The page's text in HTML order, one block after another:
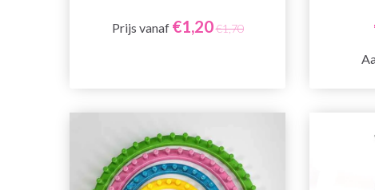
Prijs vanaf €1,20€1,70